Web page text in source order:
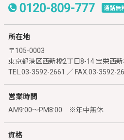
所在地
〒105-0003
東京都港区西新橋2丁目8-14 宝栄西
TEL.03-3592-2661 ／ FAX.03-3592-
営業時間
AM9:00～PM8:00 ※年中無休
資格